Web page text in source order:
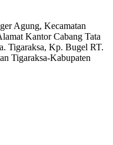
Agung, Kecamatan
Kantor Cabang Tata
Tigaraksa, Kp. Bugel RT.
Tigaraksa-Kabupaten